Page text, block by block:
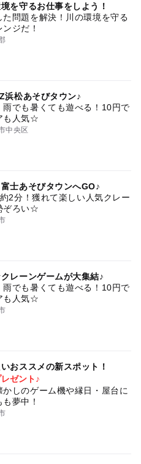
を守るお仕事をしよう！
た問題を解決！川の環境を守る
ジだ！
松あそびタウン♪
雨でも暑くても遊べる！10円で
も人気☆
中央区
士あそびタウンへGO♪
2分！獲れて楽しい人気クレー
ぞろい☆
レーンゲームが大集結♪
雨でも暑くても遊べる！10円で
も人気☆
おススメの新スポット！
ゼント♪
かしのゲーム機や縁日・屋台に
夢中！